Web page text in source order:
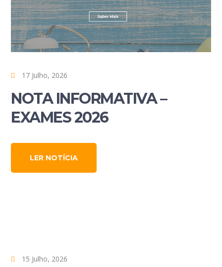
17 Julho, 2026
NOTA INFORMATIVA –
EXAMES 2026
LER NOTÍCIA
15 Julho, 2026